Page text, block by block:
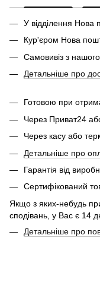
У відділення Нова
Кур'єром Нова
Самовивіз з
Детальніше про
Готовою при
Через Приват24
Через касу або
Детальніше про
Гарантія від
Сертифікований
Якщо з яких-небудь
сподівань, у Вас є 14
Детальніше про